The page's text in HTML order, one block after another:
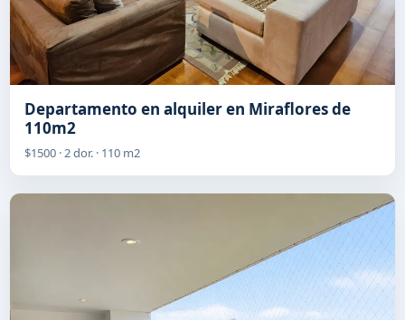
Departamento en alquiler en Miraflores de
110m2
$1500 · 2 dor. · 110 m2